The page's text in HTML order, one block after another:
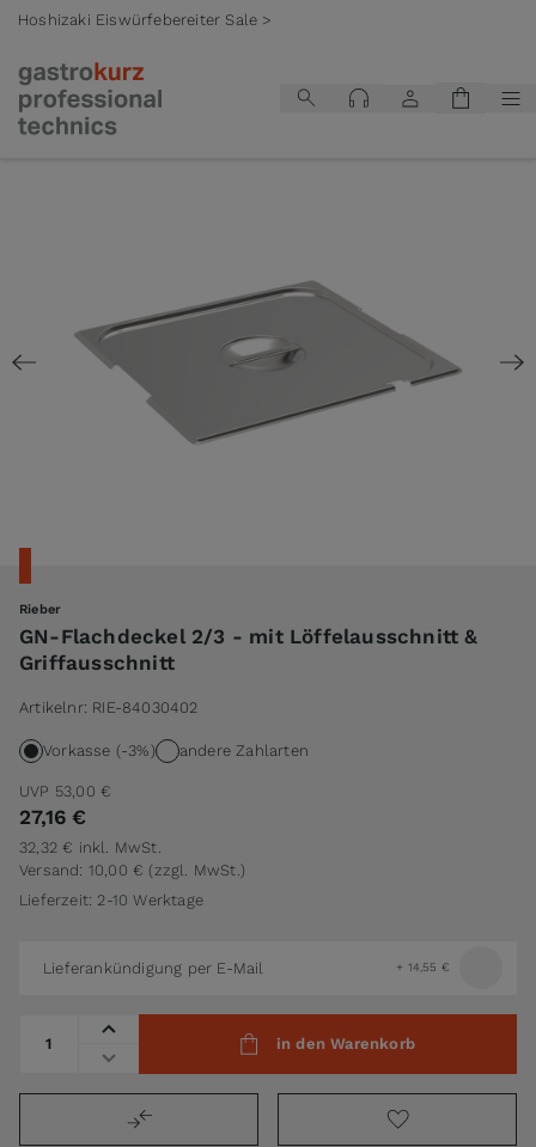
Hoshizaki Eiswürfebereiter Sale >
Rieber
GN-Flachdeckel 2/3 - mit Löffelausschnitt &
Griffausschnitt
Artikelnr: RIE-84030402
Vorkasse (-3%) andere Zahlarten
UVP 53,00 €
27,16 €
32,32 € inkl. MwSt.
Versand: 10,00 € (zzgl. MwSt.)
Lieferzeit: 2-10 Werktage
Lieferankündigung per E-Mail + 14,55 €
in den Warenkorb